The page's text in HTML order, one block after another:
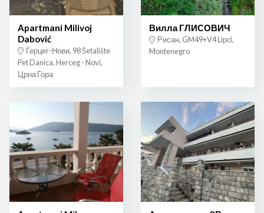
Apartmani Milivoj
Dabović
Герцег-Нови, 98 Šetalište
Pet Danica, Herceg - Novi,
Црна Гора
Вилла ГЛИСОВИЧ
Рисан, GM49+V4 Lipci,
Montenegro